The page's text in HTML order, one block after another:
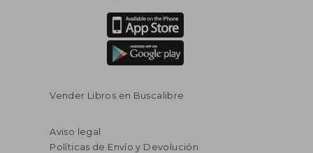
Vender Libros en Buscalibre
Aviso legal
Políticas de Envío y Devolución